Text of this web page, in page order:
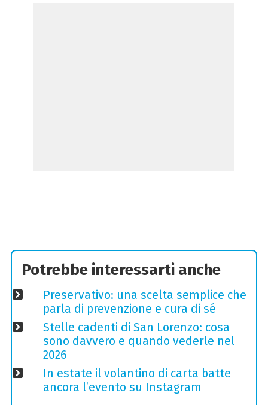
Potrebbe interessarti anche
Preservativo: una scelta semplice che
parla di prevenzione e cura di sé
Stelle cadenti di San Lorenzo: cosa
sono davvero e quando vederle nel
2026
In estate il volantino di carta batte
ancora l’evento su Instagram